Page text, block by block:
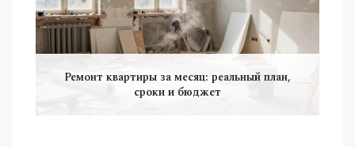
Ремонт квартиры за месяц: реальный план,
сроки и бюджет